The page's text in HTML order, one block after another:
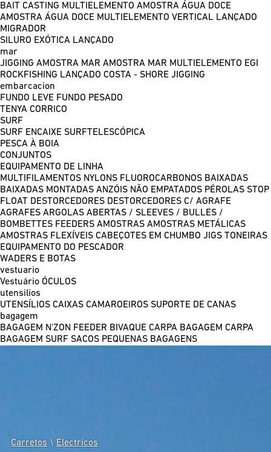
BAIT CASTING MULTIELEMENTO AMOSTRA ÁGUA DOCE
AMOSTRA ÁGUA DOCE MULTIELEMENTO VERTICAL LANÇADO
MIGRADOR
SILURO EXÓTICA LANÇADO
mar
JIGGING AMOSTRA MAR AMOSTRA MAR MULTIELEMENTO EGI
ROCKFISHING LANÇADO COSTA - SHORE JIGGING
embarcacion
FUNDO LEVE FUNDO PESADO
TENYA CORRICO
SURF
SURF ENCAIXE SURFTELESCÓPICA
PESCA À BOIA
CONJUNTOS
EQUIPAMENTO DE LINHA
MULTIFILAMENTOS NYLONS FLUOROCARBONOS BAIXADAS
BAIXADAS MONTADAS ANZÓIS NÃO EMPATADOS PÉROLAS STOP
FLOAT DESTORCEDORES DESTORCEDORES C/ AGRAFE
AGRAFES ARGOLAS ABERTAS / SLEEVES / BULLES /
BOMBETTES FEEDERS AMOSTRAS AMOSTRAS METÁLICAS
AMOSTRAS FLEXÍVEIS CABEÇOTES EM CHUMBO JIGS TONEIRAS
EQUIPAMENTO DO PESCADOR
WADERS E BOTAS
vestuario
Vestuário ÓCULOS
utensilios
UTENSÍLIOS CAIXAS CAMAROEIROS SUPORTE DE CANAS
bagagem
BAGAGEM N'ZON FEEDER BIVAQUE CARPA BAGAGEM CARPA
BAGAGEM SURF SACOS PEQUENAS BAGAGENS
Carretos\ Electricos